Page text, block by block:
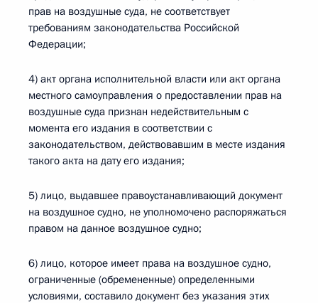
прав на воздушные суда, не соответствует
требованиям законодательства Российской
Федерации;
4) акт органа исполнительной власти или акт органа
местного самоуправления о предоставлении прав на
воздушные суда признан недействительным с
момента его издания в соответствии с
законодательством, действовавшим в месте издания
такого акта на дату его издания;
5) лицо, выдавшее правоустанавливающий документ
на воздушное судно, не уполномочено распоряжаться
правом на данное воздушное судно;
6) лицо, которое имеет права на воздушное судно,
ограниченные (обремененные) определенными
условиями, составило документ без указания этих